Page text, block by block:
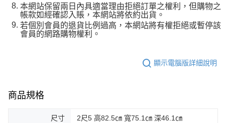
本網站保留兩日內具適當理由拒絕訂單之權利，但購物之
帳款如經確認入賬，本網站將依約出貨。
若個別會員的退貨比例過高，本網站將有權拒絕或暫停該
會員的網路購物權利。
顯示電腦版詳細說明
商品規格
尺寸 2尺5 高82.5㎝ 寬75.1㎝ 深46.1㎝